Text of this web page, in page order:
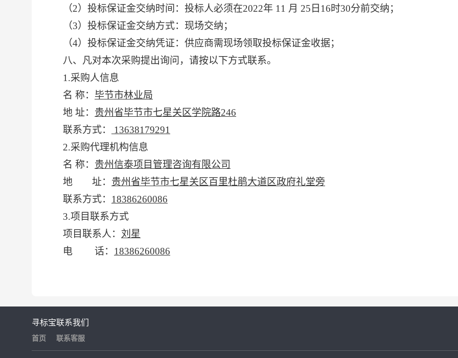
（2）投标保证金交纳时间：投标人必须在2022年 11 月 25 日 16时30分前交纳；
（3）投标保证金交纳方式：现场交纳；
（4）投标保证金交纳凭证：供应商需现场领取投标保证金收据；
八、凡对本次采购提出询问，请按以下方式联系。
1.采购人信息
名 称： 毕节市林业局
地 址： 贵州省毕节市七星关区学院路246
联系方式：
13638179291
2.采购代理机构信息
名 称： 贵州信泰项目管理咨询有限公司
地 址： 贵州省毕节市七星关区百里杜鹃大道区政府礼堂旁
联系方式： 18386260086
3.项目联系方式
项目联系人： 刘星
电
话： 18386260086
寻标宝
首页
联系我们
联系客服